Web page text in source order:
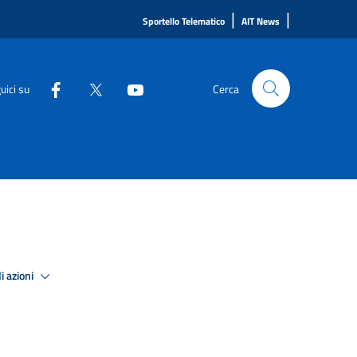
Sportello Telematico | AIT News |
su Cerca
azioni